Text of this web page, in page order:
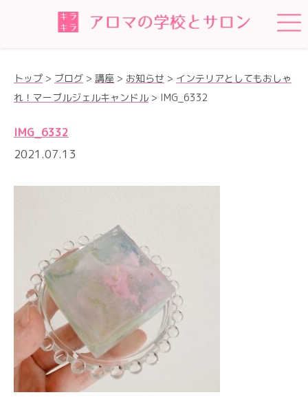
トップ > ブログ > 講座 > お知らせ > インテリアとしてもおしゃ
れ！マーブルジェルキャンドル > IMG_6332
IMG_6332
2021.07.13